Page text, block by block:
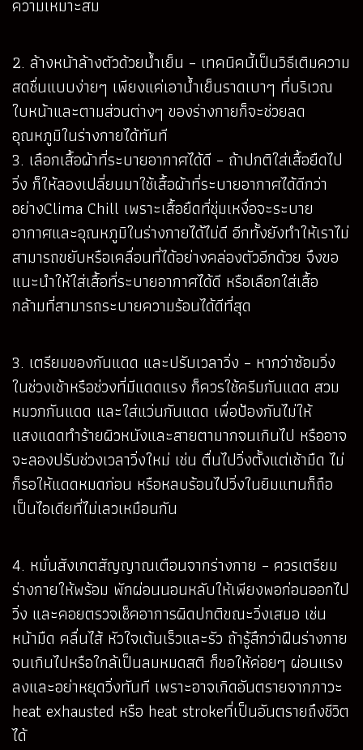
ความเหมาะสม
2. ล้างหน้าล้างตัวด้วยน้ำเย็น – เทคนิคนี้เป็นวิธีเติมความ
สดชื่นแบบง่ายๆ เพียงแค่เอาน้ำเย็นราดเบาๆ ที่บริเวณ
ใบหน้าและตามส่วนต่างๆ ของร่างกายก็จะช่วยลด
อุณหภูมิในร่างกายได้ทันที
3. เลือกเสื้อผ้าที่ระบายอากาศได้ดี – ถ้าปกติใส่เสื้อยืดไป
วิ่ง ก็ให้ลองเปลี่ยนมาใช้เสื้อผ้าที่ระบายอากาศได้ดีกว่า
อย่างClima Chill เพราะเสื้อยืดที่ชุ่มเหงื่อจะระบาย
อากาศและอุณหภูมิในร่างกายได้ไม่ดี อีกทั้งยังทำให้เราไม่
สามารถขยับหรือเคลื่อนที่ได้อย่างคล่องตัวอีกด้วย จึงขอ
แนะนำให้ใส่เสื้อที่ระบายอากาศได้ดี หรือเลือกใส่เสื้อ
กล้ามที่สามารถระบายความร้อนได้ดีที่สุด
3. เตรียมของกันแดด และปรับเวลาวิ่ง – หากว่าซ้อมวิ่ง
ในช่วงเช้าหรือช่วงที่มีแดดแรง ก็ควรใช้ครีมกันแดด สวม
หมวกกันแดด และใส่แว่นกันแดด เพื่อป้องกันไม่ให้
แสงแดดทำร้ายผิวหนังและสายตามากจนเกินไป หรืออาจ
จะลองปรับช่วงเวลาวิ่งใหม่ เช่น ตื่นไปวิ่งตั้งแต่เช้ามืด ไม่
ก็รอให้แดดหมดก่อน หรือหลบร้อนไปวิ่งในยิมแทนก็ถือ
เป็นไอเดียที่ไม่เลวเหมือนกัน
4. หมั่นสังเกตสัญญาณเตือนจากร่างกาย – ควรเตรียม
ร่างกายให้พร้อม พักผ่อนนอนหลับให้เพียงพอก่อนออกไป
วิ่ง และคอยตรวจเช็คอาการผิดปกติขณะวิ่งเสมอ เช่น
หน้ามืด คลื่นไส้ หัวใจเต้นเร็วและรัว ถ้ารู้สึกว่าฝืนร่างกาย
จนเกินไปหรือใกล้เป็นลมหมดสติ ก็ขอให้ค่อยๆ ผ่อนแรง
ลงและอย่าหยุดวิ่งทันที เพราะอาจเกิดอันตรายจากภาวะ
heat exhausted หรือ heat strokeที่เป็นอันตรายถึงชีวิต
ได้